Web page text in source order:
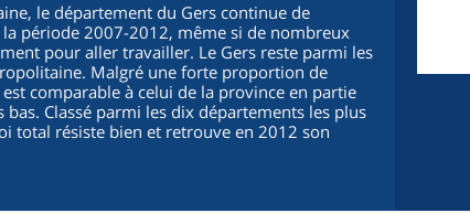
le département du Gers continue de
période 2007-2012, même si de nombreux
pour aller travailler. Le Gers reste parmi les
Malgré une forte proportion de
comparable à celui de la province en partie
Classé parmi les dix départements les plus
total résiste bien et retrouve en 2012 son